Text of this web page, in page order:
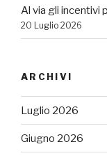
Al via gli incentivi
20 Luglio 2026
ARCHIVI
Luglio 2026
Giugno 2026